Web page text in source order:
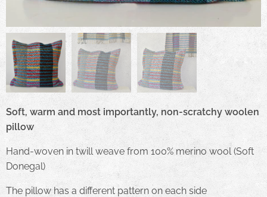
Soft, warm and most importantly, non-scratchy woolen
pillow
Hand-woven in twill weave from 100% merino wool (Soft
Donegal)
The pillow has a different pattern on each side